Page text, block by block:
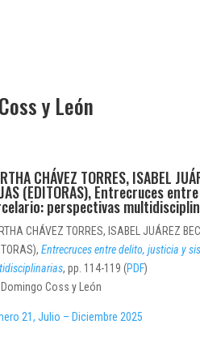
y León
CHÁVEZ TORRES, ISABEL
(EDITORAS), Entrecruces
perspectivas
CHÁVEZ TORRES, ISABEL JUÁREZ
Entrecruces entre delito, justicia y
, pp. 114-119 (PDF)
Coss y León
21, Julio – Diciembre 2025